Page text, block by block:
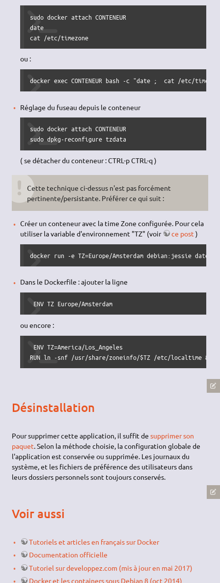
sudo docker attach CONTENEUR
date
cat /etc/timezone
ou :
docker exec CONTENEUR bash -c "date ;  cat /etc/
Réglage du fuseau depuis le conteneur
sudo docker attach CONTENEUR
sudo dpkg-reconfigure tzdata
( se détacher du conteneur : CTRL-p CTRL-q )
Cette technique ci-dessus n'est pas forcément
pertinente/persistante. Préférer ce qui suit :
Créer un conteneur avec la time Zone configurée. Pour cela
utiliser la variable d'environnement "TZ" (voir
ce post )
docker run -e TZ=Europe/Amsterdam debian:jessie date
Dans le Dockerfile : ajouter la ligne
ENV TZ Europe/Amsterdam
ou encore :
ENV TZ=America/Los_Angeles
RUN ln -snf /usr/share/zoneinfo/$TZ /etc/localtime &&
Désinstallation
Pour supprimer cette application, il suffit desupprimer son
paquet. Selon la méthode choisie, la configuration globale de
l'application est conservée ou supprimée. Les journaux du
système, et les fichiers de préférence des utilisateurs dans
leurs dossiers personnels sont toujours conservés.
Voir aussi
Tutoriels et articles en français sur Docker
Documentation officielle
Tutoriel sur developpez.com (mis à jour en mai 2017)
Docker et les containers sous Debian 8 (oct 2014)